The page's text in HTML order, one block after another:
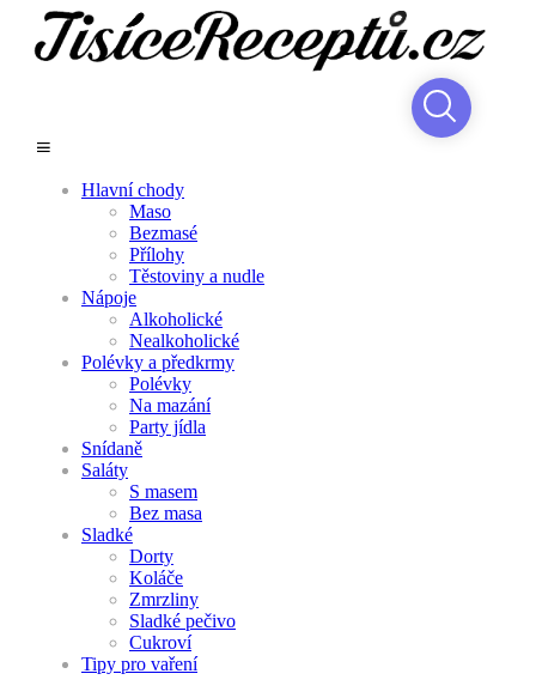
Hlavní chody
Maso
Bezmasé
Přílohy
Těstoviny a nudle
Nápoje
Alkoholické
Nealkoholické
Polévky a předkrmy
Polévky
Na mazání
Party jídla
Snídaně
Saláty
S masem
Bez masa
Sladké
Dorty
Koláče
Zmrzliny
Sladké pečivo
Cukroví
Tipy pro vaření